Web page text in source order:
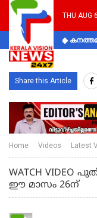
THU AUG
Share this Article
Home Videos Latest
WATCH VIDEO
ഈ മാസം 26ന്